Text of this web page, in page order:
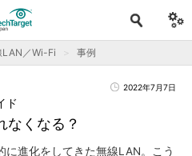
LAN／Wi-Fi 事例
2022年7月7日
なくなる？
ド
に進化をしてきた無線LAN。こう